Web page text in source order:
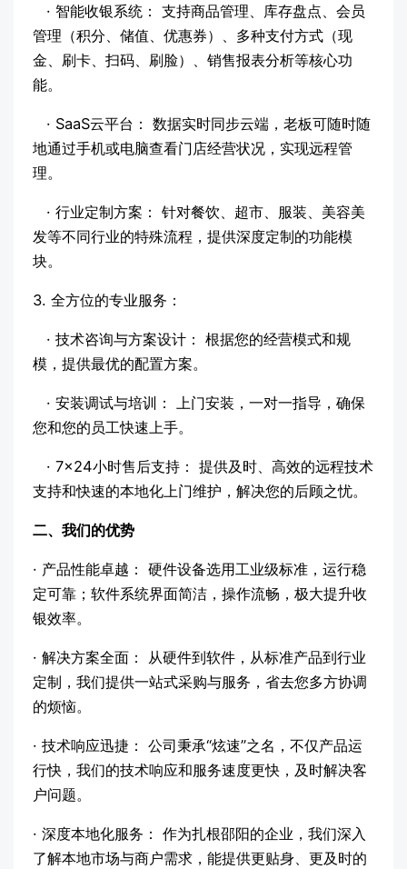
· 智能收银系统： 支持商品管理、库存盘点、会员
管理（积分、储值、优惠券）、多种支付方式（现
金、刷卡、扫码、刷脸）、销售报表分析等核心功
能。
· SaaS云平台： 数据实时同步云端，老板可随时随
地通过手机或电脑查看门店经营状况，实现远程管
理。
· 行业定制方案： 针对餐饮、超市、服装、美容美
发等不同行业的特殊流程，提供深度定制的功能模
块。
3. 全方位的专业服务：
· 技术咨询与方案设计： 根据您的经营模式和规
模，提供最优的配置方案。
· 安装调试与培训： 上门安装，一对一指导，确保
您和您的员工快速上手。
· 7x24小时售后支持： 提供及时、高效的远程技术
支持和快速的本地化上门维护，解决您的后顾之忧。
二、我们的优势
· 产品性能卓越： 硬件设备选用工业级标准，运行稳
定可靠；软件系统界面简洁，操作流畅，极大提升收
银效率。
· 解决方案全面： 从硬件到软件，从标准产品到行业
定制，我们提供一站式采购与服务，省去您多方协调
的烦恼。
· 技术响应迅捷： 公司秉承“炫速”之名，不仅产品运
行快，我们的技术响应和服务速度更快，及时解决客
户问题。
· 深度本地化服务： 作为扎根邵阳的企业，我们深入
了解本地市场与商户需求，能提供更贴身、更及时的